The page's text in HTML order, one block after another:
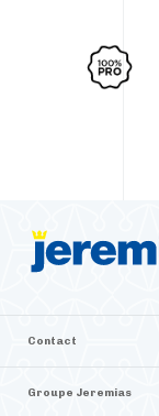
Contact
Groupe Jeremias